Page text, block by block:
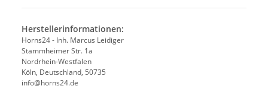
Herstellerinformationen:
Horns24 - Inh. Marcus Leidiger
Stammheimer Str. 1a
Nordrhein-Westfalen
Köln, Deutschland, 50735
info@horns24.de